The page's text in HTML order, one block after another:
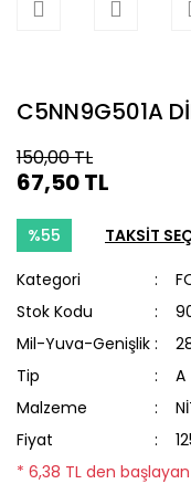
C5NN9G501A
150,00 TL
67,50 TL
%55 TAKSİT
Kategori
Stok Kodu
Mil-Yuva-Genişlik
Tip
A
Malzeme
Fiyat
* 6,38 TL den